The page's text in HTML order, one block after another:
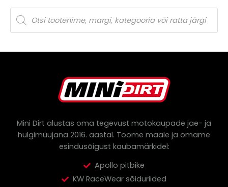
P
d
t
Mini Dirt alustas oma tegevust motokaupade jae- ja
hulgimüüjana 2016. aastal. Toome maale ja omame
esindusõigust kaubamärkidel:
Apollo pitbike
KW RaceWear sõiduriided